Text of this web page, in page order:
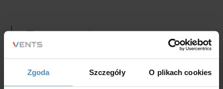
Zgoda Szczegóły O plikach cookies
Element systemu wentylacji w budownictwie